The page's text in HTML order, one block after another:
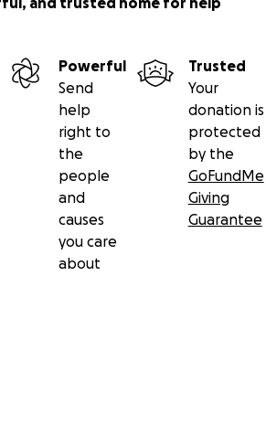
Powerful
Send
help
right to
the
people
and
causes
you care
about
Trusted
Your
donation is
protected
by the
GoFundMe
Giving
Guarantee